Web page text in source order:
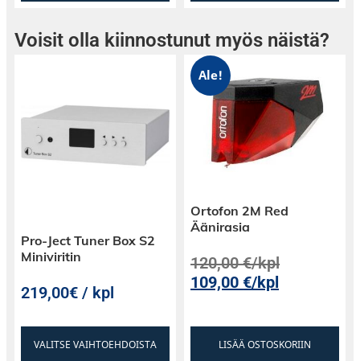
Voisit olla kiinnostunut myös näistä?
Pro-Ject Tuner Box S2
Miniviritin
219,00€ / kpl
VALITSE VAIHTOEHDOISTA
Ale!
Ortofon 2M Red
Äänirasia
120,00€/kpl
109,00€/kpl
LISÄÄ OSTOSKORIIN